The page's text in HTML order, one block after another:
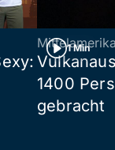
1 Min
1400
gebracht